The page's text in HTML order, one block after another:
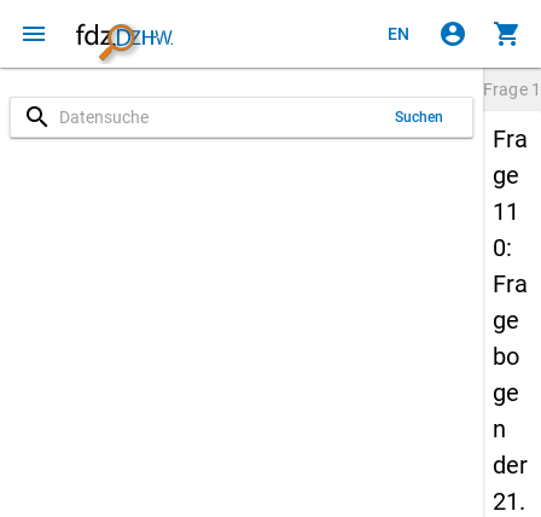
menu EN account_circle shopping_cart
search Suchen
Frage
Fra
ge
11
0:
Fra
ge
bo
ge
n
der
21.